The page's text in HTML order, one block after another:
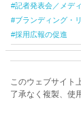
記者発表会／メデ
ブランディング・
採用広報の促進
このウェブサイト
了承なく複製、使